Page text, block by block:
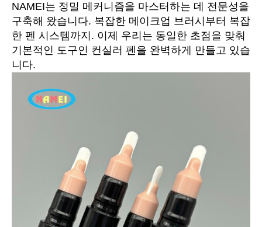
NAMEI는 정밀 메커니즘을 마스터하는 데 전문성을
구축해 왔습니다. 복잡한 메이크업 브러시부터 복잡
한 펜 시스템까지. 이제 우리는 동일한 초점을 맞춰
기본적인 도구인 컨실러 펜을 완벽하게 만들고 있습
니다.